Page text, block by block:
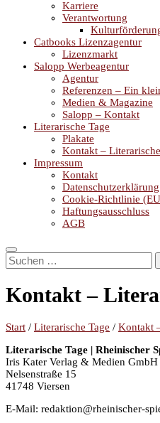
Karriere
Verantwortung
Catbooks Lizenzagentur
Lizenzmarkt
Salopp Werbeagentur
Agentur
Referenzen – Ein
Medien & Magazine
Salopp – Kontakt
Literarische Tage
Plakate
Kontakt –
Impressum
Kontakt
Datenschutzerklärung
Cookie-Richtlinie
Haftungsausschluss
AGB
Suchen
nach:
Kontakt –
Start / Literarische Tage / Kontakt
Literarische Tage | Rheinischer
Iris Kater Verlag & Medien GmbH
Nelsenstraße 15
41748 Viersen
E-Mail: redaktion@rheinischer-